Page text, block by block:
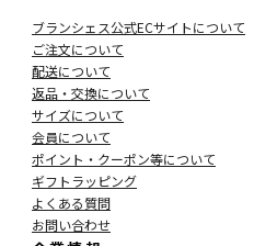
ブランシェス公式ECサイトについて
ご注文について
配送について
返品・交換について
サイズについて
会員について
ポイント・クーポン等について
ギフトラッピング
よくある質問
お問い合わせ